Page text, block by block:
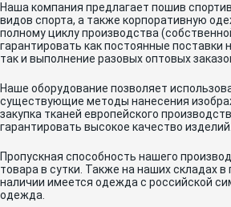
Наша компания предлагает пошив
видов спорта, а также корпоративную
полному циклу производства
гарантировать как постоянные поставки
так и выполнение разовых оптовых
Наше оборудование позволяет
существующие методы нанесения
закупка тканей европейского
гарантировать высокое качество изделий.
Пропускная способность нашего
товара в сутки. Также на наших складах в
наличии имеется одежда с российской
одежда.